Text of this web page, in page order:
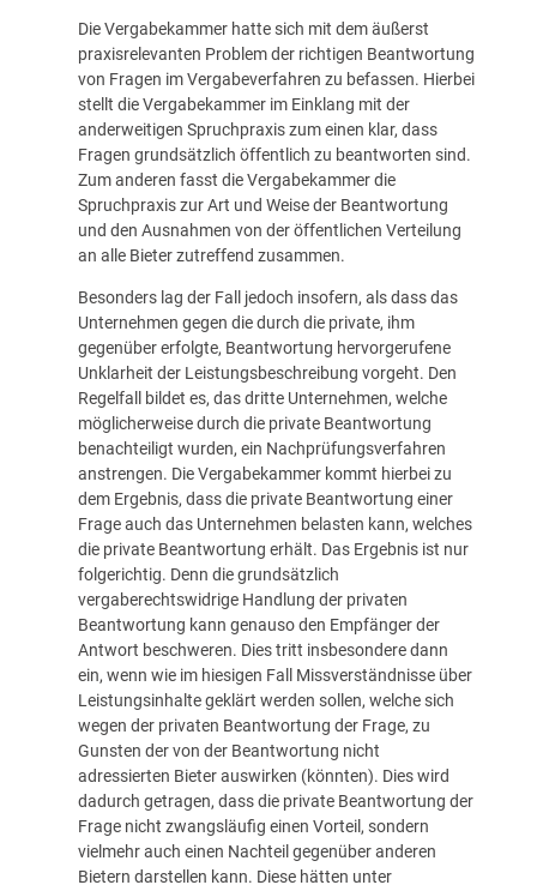
Die Vergabekammer hatte sich mit dem äußerst
praxisrelevanten Problem der richtigen Beantwortung
von Fragen im Vergabeverfahren zu befassen. Hierbei
stellt die Vergabekammer im Einklang mit der
anderweitigen Spruchpraxis zum einen klar, dass
Fragen grundsätzlich öffentlich zu beantworten sind.
Zum anderen fasst die Vergabekammer die
Spruchpraxis zur Art und Weise der Beantwortung
und den Ausnahmen von der öffentlichen Verteilung
an alle Bieter zutreffend zusammen.
Besonders lag der Fall jedoch insofern, als dass das
Unternehmen gegen die durch die private, ihm
gegenüber erfolgte, Beantwortung hervorgerufene
Unklarheit der Leistungsbeschreibung vorgeht. Den
Regelfall bildet es, das dritte Unternehmen, welche
möglicherweise durch die private Beantwortung
benachteiligt wurden, ein Nachprüfungsverfahren
anstrengen. Die Vergabekammer kommt hierbei zu
dem Ergebnis, dass die private Beantwortung einer
Frage auch das Unternehmen belasten kann, welches
die private Beantwortung erhält. Das Ergebnis ist nur
folgerichtig. Denn die grundsätzlich
vergaberechtswidrige Handlung der privaten
Beantwortung kann genauso den Empfänger der
Antwort beschweren. Dies tritt insbesondere dann
ein, wenn wie im hiesigen Fall Missverständnisse über
Leistungsinhalte geklärt werden sollen, welche sich
wegen der privaten Beantwortung der Frage, zu
Gunsten der von der Beantwortung nicht
adressierten Bieter auswirken (könnten). Dies wird
dadurch getragen, dass die private Beantwortung der
Frage nicht zwangsläufig einen Vorteil, sondern
vielmehr auch einen Nachteil gegenüber anderen
Bietern darstellen kann. Diese hätten unter